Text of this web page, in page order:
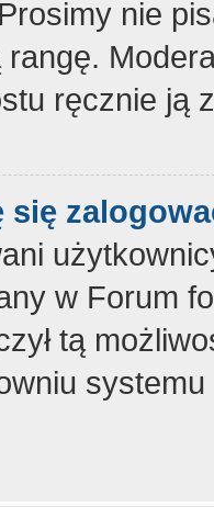
nie
ręcznie ją
się
w Forum
tą